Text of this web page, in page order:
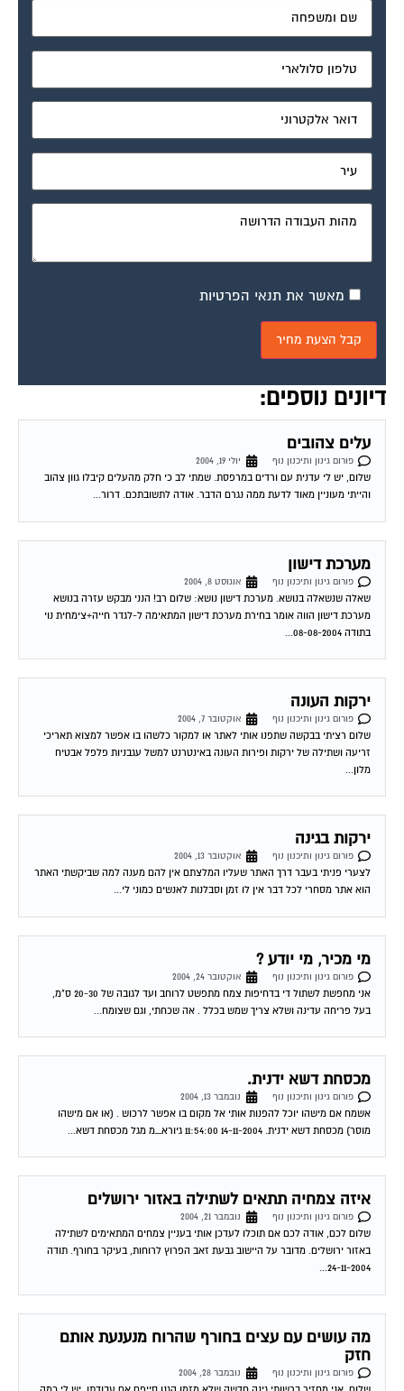
מאשר את תנאי הפרטיות
דיונים נוספים:
עלים צהובים
פורום גינון ותיכנון נוף
יולי 19, 2004
שלום, יש לי עדנית עם ורדים במרפסת. שמתי לב כי חלק מהעלים קיבלו גוון צהוב
והייתי מעוניין מאוד לדעת ממה נגרם הדבר. אודה לתשובתכם. דרור...
מערכת דישון
פורום גינון ותיכנון נוף
אוגוסט 8, 2004
שאלה שנשאלה בנושא. מערכת דישון נושא: שלום רב! הנני מבקש עזרה בנושא
מערכת דישון הווה אומר בחירת מערכת דישון המתאימה ל-לגדר חייה+צימחית נוי
בתודה 08-08-2004...
ירקות העונה
פורום גינון ותיכנון נוף
אוקטובר 7, 2004
שלום רציתי בבקשה שתפנו אותי לאתר או למקור כלשהו בו אפשר למצוא תאריכי
זריעה ושתילה של ירקות ופירות העונה באינטרנט למשל עגבניות פלפל אבטיח
מלון...
ירקות בגינה
פורום גינון ותיכנון נוף
אוקטובר 13, 2004
לצערי פניתי בעבר דרך האתר שעליו המלצתם אין להם מענה למה שביקשתי האתר
הוא אתר מסחרי לכל דבר אין לו זמן וסבלנות לאנשים כמוני לי...
מי מכיר, מי יודע ?
פורום גינון ותיכנון נוף
אוקטובר 24, 2004
אני מחפשת לשתול די בדחיפות צמח מתפשט לרוחב ועד לגובה של 20-30 ס"מ,
בעל פריחה עדינה ושלא צריך שמש בכלל . אה שכחתי, וגם שצומח...
מכסחת דשא ידנית.
פורום גינון ותיכנון נוף
נובמבר 13, 2004
אשמח אם מישהו יוכל להפנות אותי אל מקום בו אפשר לרכוש . (או אם מישהו
מוסר) מכסחת דשא ידנית. 14-11-2004 11:54:00 גיורא_מ מגל מכסחת דשא...
איזה צמחיה תתאים לשתילה באזור ירושלים
פורום גינון ותיכנון נוף
נובמבר 21, 2004
שלום לכם, אודה לכם אם תוכלו לעדכן אותי בעניין צמחים המתאימים לשתילה
באזור ירושלים. מדובר על היישוב גבעת זאב הפרוץ לרוחות, בעיקר בחורף. תודה
24-11-2004...
מה עושים עם עצים בחורף שהרוח מנענעת אותם
חזק
פורום גינון ותיכנון נוף
נובמבר 28, 2004